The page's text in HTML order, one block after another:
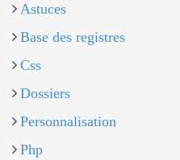
Astuces
Base des registres
Css
Dossiers
Personnalisation
Php